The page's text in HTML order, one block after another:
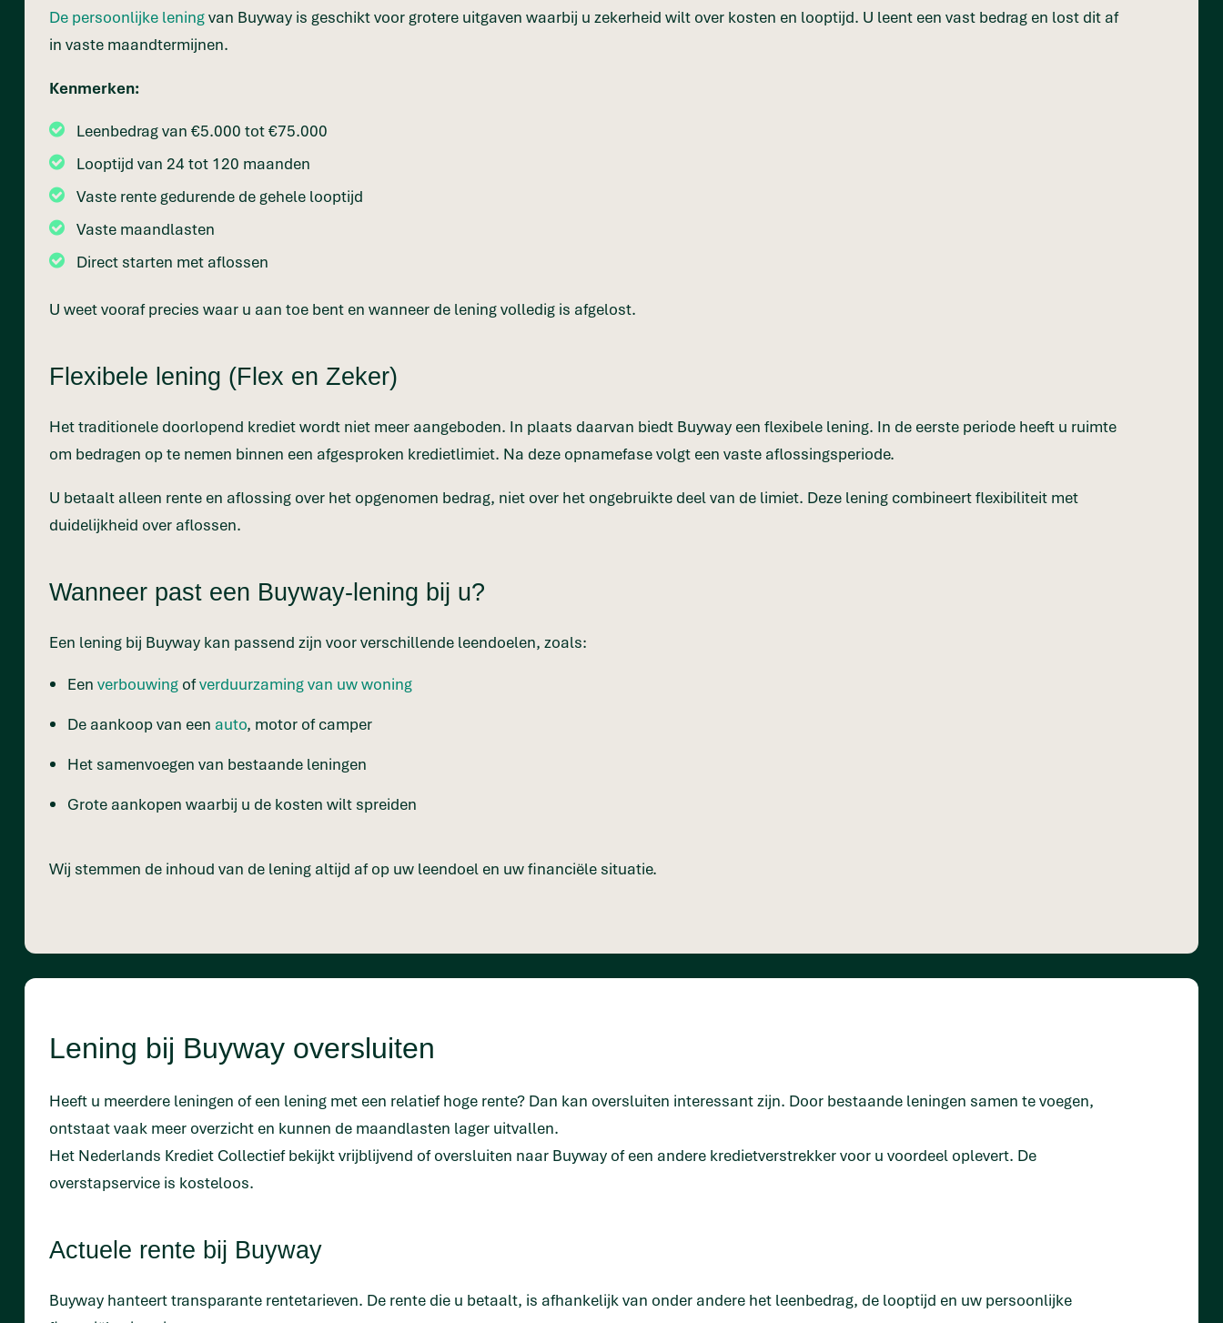
De persoonlijke leningvan Buyway is geschikt voor grotere uitgaven waarbij u zekerheid wilt over kosten en looptijd. U leent een vast bedrag en lost dit af
in vaste maandtermijnen.
Kenmerken:
Leenbedrag van €5.000 tot €75.000
Looptijd van 24 tot 120 maanden
Vaste rente gedurende de gehele looptijd
Vaste maandlasten
Direct starten met aflossen
U weet vooraf precies waar u aan toe bent en wanneer de lening volledig is afgelost.
Flexibele lening (Flex en Zeker)
Het traditionele doorlopend krediet wordt niet meer aangeboden. In plaats daarvan biedt Buyway een flexibele lening. In de eerste periode heeft u ruimte
om bedragen op te nemen binnen een afgesproken kredietlimiet. Na deze opnamefase volgt een vaste aflossingsperiode.
U betaalt alleen rente en aflossing over het opgenomen bedrag, niet over het ongebruikte deel van de limiet. Deze lening combineert flexibiliteit met
duidelijkheid over aflossen.
Wanneer past een Buyway-lening bij u?
Een lening bij Buyway kan passend zijn voor verschillende leendoelen, zoals:
Een verbouwing ofverduurzaming van uw woning
De aankoop van een auto, motor of camper
Het samenvoegen van bestaande leningen
Grote aankopen waarbij u de kosten wilt spreiden
Wij stemmen de inhoud van de lening altijd af op uw leendoel en uw financiële situatie.
Lening bij Buyway oversluiten
Heeft u meerdere leningen of een lening met een relatief hoge rente? Dan kan oversluiten interessant zijn. Door bestaande leningen samen te voegen,
ontstaat vaak meer overzicht en kunnen de maandlasten lager uitvallen.
Het Nederlands Krediet Collectief bekijkt vrijblijvend of oversluiten naar Buyway of een andere kredietverstrekker voor u voordeel oplevert. De
overstapservice is kosteloos.
Actuele rente bij Buyway
Buyway hanteert transparante rentetarieven. De rente die u betaalt, is afhankelijk van onder andere het leenbedrag, de looptijd en uw persoonlijke